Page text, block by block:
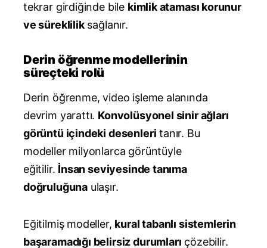
tekrar girdiğinde bile kimlik ataması korunur
ve sürekliliksağlanır.
Derin öğrenme modellerinin
süreçteki rolü
Derin öğrenme, video işleme alanında
devrim yarattı. Konvolüsyonel sinir ağları
görüntü içindeki desenleri tanır. Bu
modeller milyonlarca görüntüyle
eğitilir. İnsan seviyesinde tanıma
doğruluğuna ulaşır.
Eğitilmiş modeller, kural tabanlı sistemlerin
başaramadığı belirsiz durumları çözebilir.